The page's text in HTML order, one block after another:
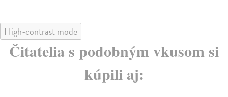
High-contrast mode
Čitatelia s podobným vkusom si
kúpili aj: